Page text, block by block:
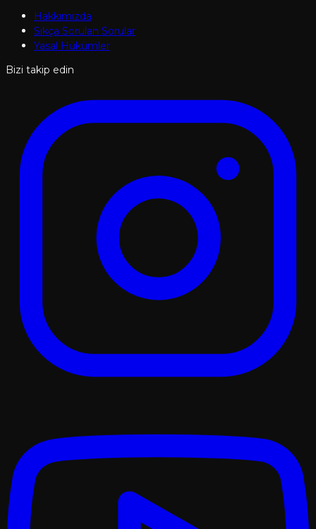
Hakkımızda
Sıkça Sorulan Sorular
Yasal Hükümler
Bizi takip edin